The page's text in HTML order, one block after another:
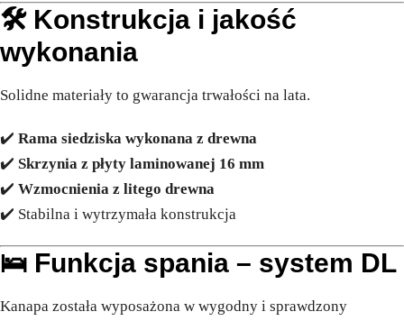
🛠️ Konstrukcja i jakość
wykonania
Solidne materiały to gwarancja trwałości na lata.
✔️ Rama siedziska wykonana z drewna
✔️ Skrzynia z płyty laminowanej 16 mm
✔️ Wzmocnienia z litego drewna
✔️ Stabilna i wytrzymała konstrukcja
🛌 Funkcja spania – system DL
Kanapa została wyposażona w wygodny i sprawdzony